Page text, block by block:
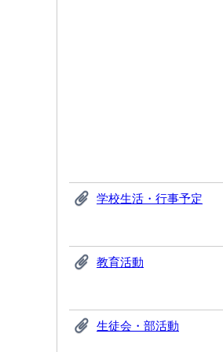
学校生活・行事予定
教育活動
生徒会・部活動